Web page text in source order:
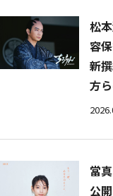
松
容
新
方
當
公